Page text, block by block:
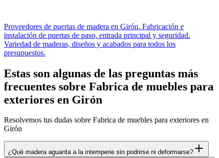
Proveedores de puertas de madera en Girón. Fabricación e
instalación de puertas de paso, entrada principal y seguridad.
Variedad de maderas, diseños y acabados para todos los
presupuestos.
Estas son algunas de las preguntas más
frecuentes sobre Fabrica de muebles para
exteriores en Girón
Resolvemos tus dudas sobre Fabrica de muebles para exteriores en
Girón
¿Qué madera aguanta a la intemperie sin podrirse ni deformarse?